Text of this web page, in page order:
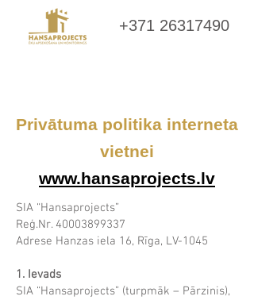
+371 26317490
Privātuma politika interneta
vietnei
www.hansaprojects.lv
SIA “Hansaprojects”
Reģ.Nr. 40003899337
Adrese Hanzas iela 16, Rīga, LV-1045
1. Ievads
SIA “Hansaprojects” (turpmāk – Pārzinis),